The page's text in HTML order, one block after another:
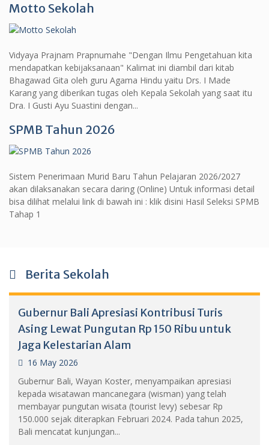
Motto Sekolah
Vidyaya Prajnam Prapnumahe "Dengan Ilmu Pengetahuan kita
mendapatkan kebijaksanaan" Kalimat ini diambil dari kitab
Bhagawad Gita oleh guru Agama Hindu yaitu Drs. I Made
Karang yang diberikan tugas oleh Kepala Sekolah yang saat itu
Dra. I Gusti Ayu Suastini dengan...
SPMB Tahun 2026
Sistem Penerimaan Murid Baru Tahun Pelajaran 2026/2027
akan dilaksanakan secara daring (Online) Untuk informasi detail
bisa dilihat melalui link di bawah ini : klik disini Hasil Seleksi SPMB
Tahap 1
Berita Sekolah
Gubernur Bali Apresiasi Kontribusi Turis
Asing Lewat Pungutan Rp 150 Ribu untuk
Jaga Kelestarian Alam
16 May 2026
Gubernur Bali, Wayan Koster, menyampaikan apresiasi
kepada wisatawan mancanegara (wisman) yang telah
membayar pungutan wisata (tourist levy) sebesar Rp
150.000 sejak diterapkan Februari 2024. Pada tahun 2025,
Bali mencatat kunjungan...